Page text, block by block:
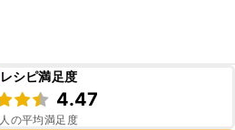
レシピ満足度
4.47
人の平均満足度